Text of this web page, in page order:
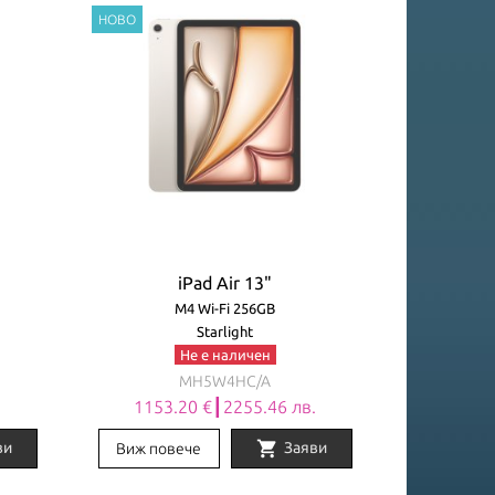
iPad Air 13"
M4 Wi-Fi 256GB
Starlight
Не е наличен
MH5W4HC/A
1153.20 €┃2255.46 лв.
Виж повече shopping_cart Заяви